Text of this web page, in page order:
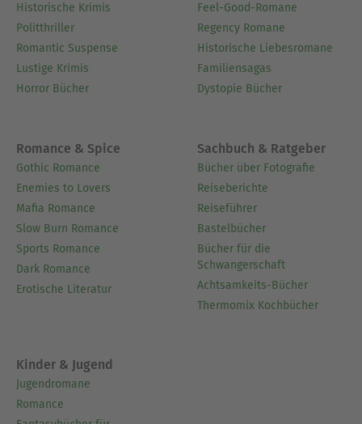
Historische Krimis
Politthriller
Romantic Suspense
Lustige Krimis
Horror Bücher
Feel-Good-Romane
Regency Romane
Historische Liebesromane
Familiensagas
Dystopie Bücher
Romance & Spice
Gothic Romance
Enemies to Lovers
Mafia Romance
Slow Burn Romance
Sports Romance
Dark Romance
Erotische Literatur
Sachbuch & Ratgeber
Bücher über Fotografie
Reiseberichte
Reiseführer
Bastelbücher
Bücher für die
Schwangerschaft
Achtsamkeits-Bücher
Thermomix Kochbücher
Kinder & Jugend
Jugendromane
Romance